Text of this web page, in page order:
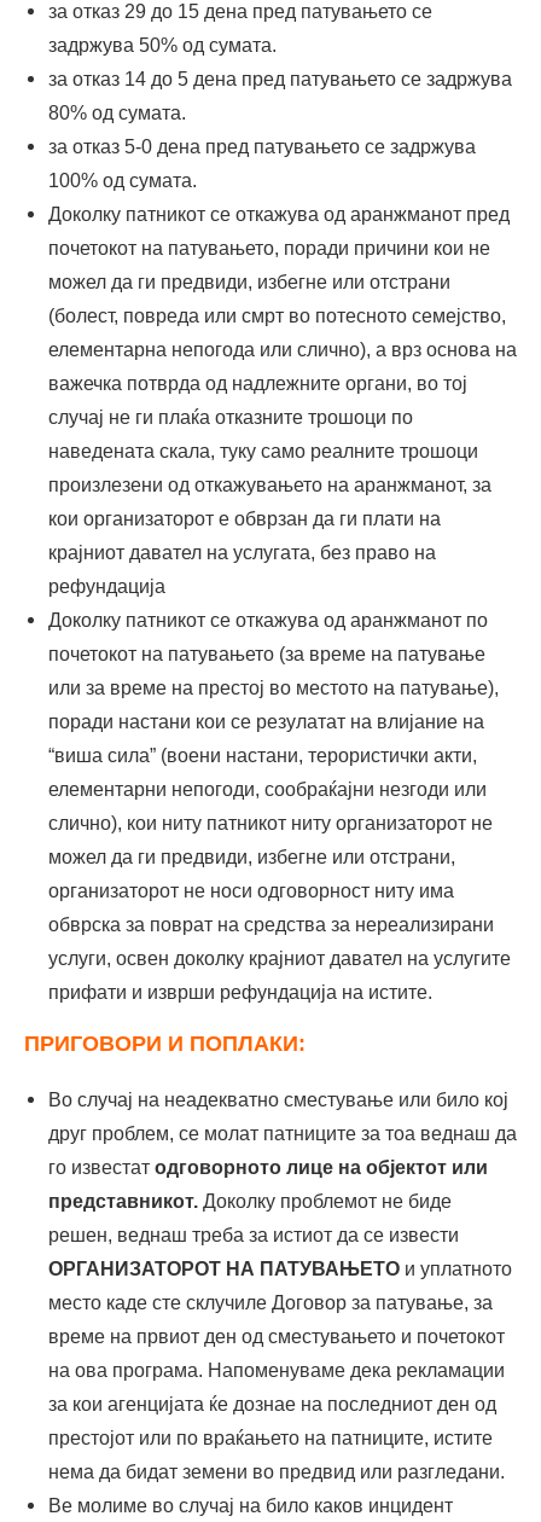
за отказ 29 до 15 дена пред патувањето се
задржува 50% од сумата.
за отказ 14 до 5 дена пред патувањето се задржува
80% од сумата.
за отказ 5-0 дена пред патувањето се задржува
100% од сумата.
Доколку патникот се откажува од аранжманот пред
почетокот на патувањето, поради причини кои не
можел да ги предвиди, избегне или отстрани
(болест, повреда или смрт во потесното семејство,
елементарна непогода или слично), а врз основа на
важечка потврда од надлежните органи, во тој
случај не ги плаќа отказните трошоци по
наведената скала, туку само реалните трошоци
произлезени од откажувањето на аранжманот, за
кои организаторот е обврзан да ги плати на
крајниот давател на услугата, без право на
рефундација
Доколку патникот се откажува од аранжманот по
почетокот на патувањето (за време на патување
или за време на престој во местото на патување),
поради настани кои се резулатат на влијание на
“виша сила” (воени настани, терористички акти,
елементарни непогоди, сообраќајни незгоди или
слично), кои ниту патникот ниту организаторот не
можел да ги предвиди, избегне или отстрани,
организаторот не носи одговорност ниту има
обврска за поврат на средства за нереализирани
услуги, освен доколку крајниот давател на услугите
прифати и изврши рефундација на истите.
ПРИГОВОРИ И ПОПЛАКИ:
Во случај на неадекватно сместување или било кој
друг проблем, се молат патниците за тоа веднаш да
го известат одговорното лице на објектот или
представникот. Доколку проблемот не биде
решен, веднаш треба за истиот да се извести
ОРГАНИЗАТОРОТ НА ПАТУВАЊЕТО и уплатното
место каде сте склучиле Договор за патување, за
време на првиот ден од сместувањето и почетокот
на ова програма. Напоменуваме дека рекламации
за кои агенцијата ќе дознае на последниот ден од
престојот или по враќањето на патниците, истите
нема да бидат земени во предвид или разгледани.
Ве молиме во случај на било каков инцидент